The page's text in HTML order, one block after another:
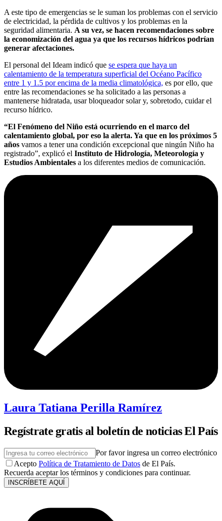
A este tipo de emergencias se le suman los problemas con el servicio
de electricidad, la pérdida de cultivos y los problemas en la
seguridad alimentaria. A su vez, se hacen recomendaciones sobre
la economización del agua ya que los recursos hídricos podrían
generar afectaciones.
El personal del Ideam indicó que se espera que haya un
calentamiento de la temperatura superficial del Océano Pacífico
entre 1 y 1.5 por encima de la media climatológica, es por ello, que
entre las recomendaciones se ha solicitado a las personas a
mantenerse hidratada, usar bloqueador solar y, sobretodo, cuidar el
recurso hídrico.
“El Fenómeno del Niño está ocurriendo en el marco del
calentamiento global, por eso la alerta. Ya que en los próximos 5
años vamos a tener una condición excepcional que ningún Niño ha
registrado”, explicó el Instituto de Hidrología, Meteorología y
Estudios Ambientales a los diferentes medios de comunicación.
Laura Tatiana Perilla Ramírez
Regístrate gratis al boletín de noticias El País
Por favor ingresa un correo electrónico
Acepto Política de Tratamiento de Datos de El País.
Recuerda aceptar los términos y condiciones para continuar.
INSCRÍBETE AQUÍ